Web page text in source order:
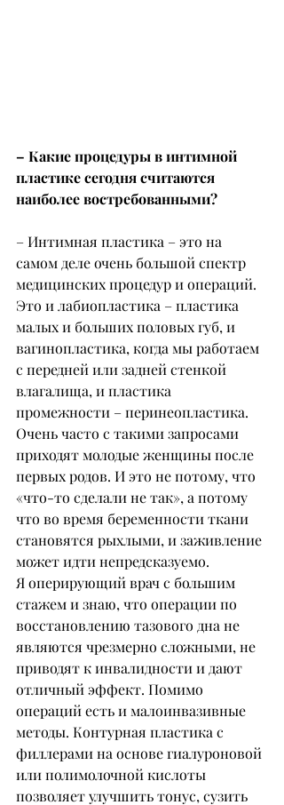
– Какие процедуры в интимной
пластике сегодня считаются
наиболее востребованными?
– Интимная пластика – это на
самом деле очень большой спектр
медицинских процедур и операций.
Это и лабиопластика – пластика
малых и больших половых губ, и
вагинопластика, когда мы работаем
с передней или задней стенкой
влагалища, и пластика
промежности – перинеопластика.
Очень часто с такими запросами
приходят молодые женщины после
первых родов. И это не потому, что
«что-то сделали не так», а потому
что во время беременности ткани
становятся рыхлыми, и заживление
может идти непредсказуемо.
Я оперирующий врач с большим
стажем и знаю, что операции по
восстановлению тазового дна не
являются чрезмерно сложными, не
приводят к инвалидности и дают
отличный эффект. Помимо
операций есть и малоинвазивные
методы. Контурная пластика с
филлерами на основе гиалуроновой
или полимолочной кислоты
позволяет улучшить тонус, сузить